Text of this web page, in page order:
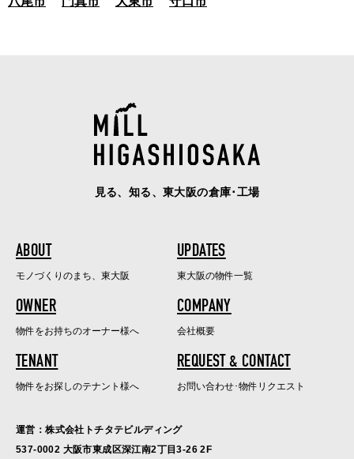
見る、知る、東大阪の倉庫･工場
ABOUT
モノづくりのまち、東大阪
UPDATES
東大阪の物件一覧
OWNER
物件をお持ちのオーナー様へ
COMPANY
会社概要
TENANT
物件をお探しのテナント様へ
REQUEST & CONTACT
お問い合わせ･物件リクエスト
運営：株式会社トチタテビルディング
537-0002 大阪市東成区深江南2丁目3-26 2F